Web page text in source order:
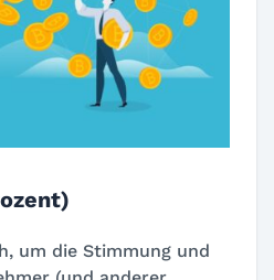
um die Stimmung und